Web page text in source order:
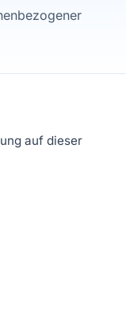
auf dieser